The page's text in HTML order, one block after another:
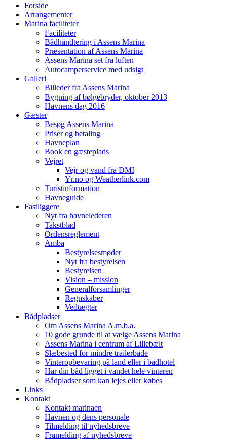
Forside
Arrangementer
Marina faciliteter
Faciliteter
Bådhåndtering i Assens Marina
Præsentation af Assens Marina
Assens Marina set fra luften
Autocamperservice med udsigt
Galleri
Billeder fra Assens Marina
Bygning af bølgebryder, oktober 2013
Havnens dag 2016
Gæster
Besøg Assens Marina
Priser og betaling
Havneplan
Book en gæsteplads
Vejret
Vejr og vand fra DMI
Yr.no og Weatherlink.com
Turistinformation
Havneguide
Fastliggere
Nyt fra havnelederen
Takstblad
Ordensreglement
Amba
Bestyrelsesmøder
Nyt fra bestyrelsen
Bestyrelsen
Vision – mission
Generalforsamlinger
Regnskaber
Vedtægter
Bådpladser
Om Assens Marina A.m.b.a.
10 gode grunde til at vælge Assens Marina
Assens Marina i centrum af Lillebælt
Slæbested for mindre trailerbåde
Vinteropbevaring på land eller i bådhotel
Har din båd ligget i vandet hele vinteren
Bådpladser som kan lejes eller købes
Links
Kontakt
Kontakt marinaen
Havnen og dens personale
Tilmelding til nyhedsbreve
Framelding af nyhedsbreve